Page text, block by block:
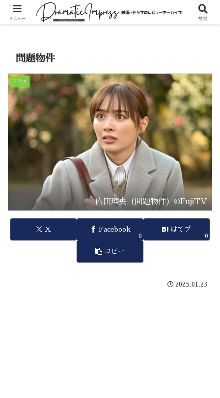
ドラマ
問題物件
ドラマ
内田理央（問題物件）©FujiTV
X Facebook
0
はてブ
0
コピー
2025.01.23
メニュー 検索